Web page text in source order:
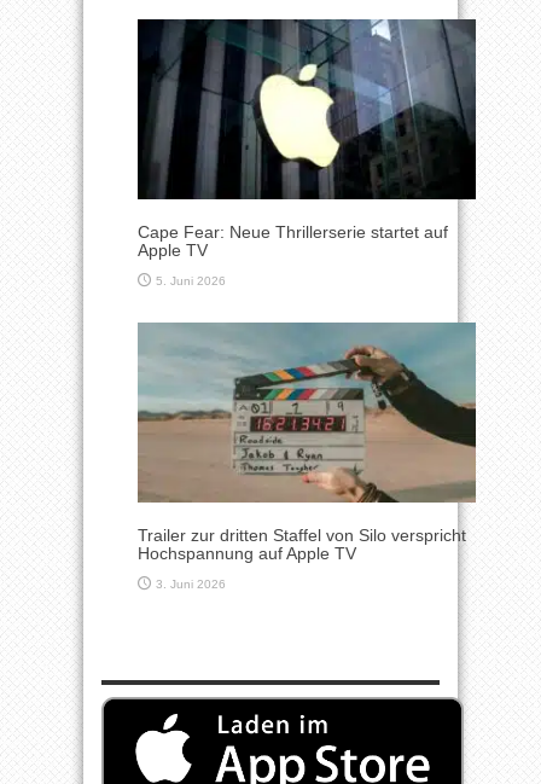
Cape Fear: Neue Thrillerserie startet auf
Apple TV
5. Juni 2026
Trailer zur dritten Staffel von Silo verspricht
Hochspannung auf Apple TV
3. Juni 2026